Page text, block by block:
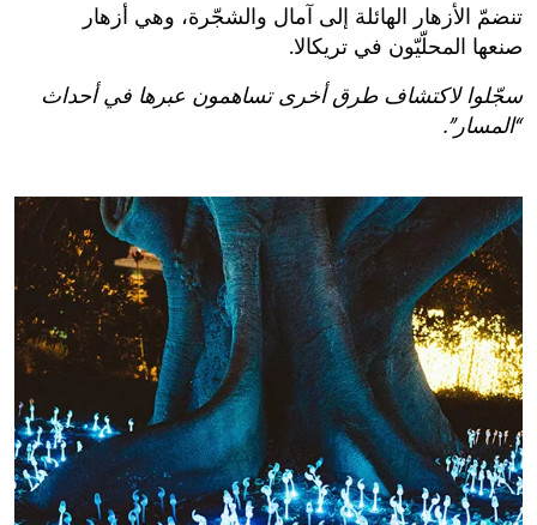
تنضمّ الأزهار الهائلة إلى آمال والشجّرة، وهي أزهار
صنعها المحلّيّون في تريكالا.
سجّلوا لاكتشاف طرق أخرى تساهمون عبرها في أحداث
“المسار”.